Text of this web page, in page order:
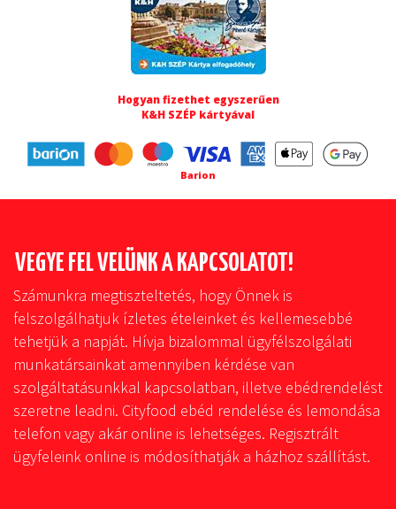
Hogyan fizethet egyszerűen
K&H SZÉP kártyával
Barion
VEGYE FEL VELÜNK A KAPCSOLATOT!
Számunkra megtiszteltetés, hogy Önnek is
felszolgálhatjuk ízletes ételeinket és kellemesebbé
tehetjük a napját. Hívja bizalommal ügyfélszolgálati
munkatársainkat amennyiben kérdése van
szolgáltatásunkkal kapcsolatban, illetve ebédrendelést
szeretne leadni. Cityfood ebéd rendelése és lemondása
telefon vagy akár online is lehetséges. Regisztrált
ügyfeleink online is módosíthatják a házhoz szállítást.